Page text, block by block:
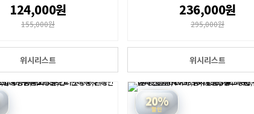
124,000원
155,000원
위시리스트
236,000원
295,000원
위시리스트
20%
할인